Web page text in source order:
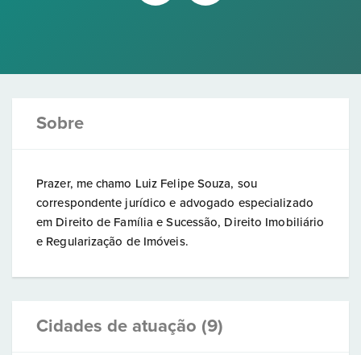
Sobre
Prazer, me chamo Luiz Felipe Souza, sou
correspondente jurídico e advogado especializado
em Direito de Família e Sucessão, Direito Imobiliário
e Regularização de Imóveis.
Cidades de atuação (9)